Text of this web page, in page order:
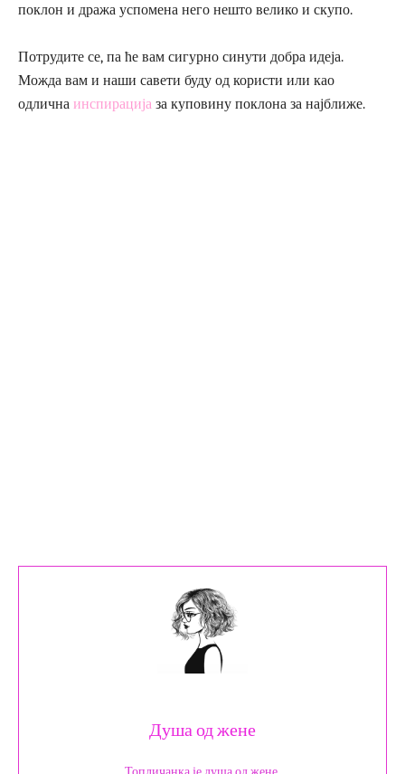
поклон и дража успомена него нешто велико и скупо.
Потрудите се, па ће вам сигурно синути добра идеја.
Можда вам и наши савети буду од користи или као
одлична инспирација за куповину поклона за најближе.
Душа од жене